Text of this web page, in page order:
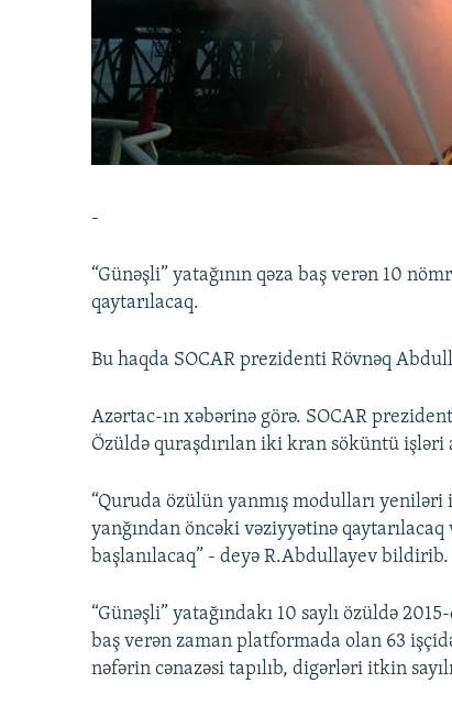
İZ - MƏDƏNIYYƏT PROQRAMI
MATERIALLARIMIZDAN ISTIFADƏ
AZADLIQRADIOSU MOBIL TELEFONUNUZDA
BIZIMLƏ ƏLAQƏ
-
“Günəşli” yatağının qəza baş verən 10
qaytarılacaq.
Bu haqda SOCAR prezidenti Rövnəq
Azərtac-ın xəbərinə görə. SOCAR
Özüldə quraşdırılan iki kran söküntü işləri
“Quruda özülün yanmış modulları
yanğından öncəki vəziyyətinə
başlanılacaq” - deyə R.Abdullayev bildirib.
“Günəşli” yatağındakı 10 saylı özüldə
baş verən zaman platformada olan 63
nəfərin cənazəsi tapılıb, digərləri itkin